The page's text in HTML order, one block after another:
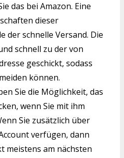
das bei Amazon. Eine
dieser
der schnelle Versand. Die
schnell zu der von
geschickt, sodass
können.
Sie die Möglichkeit, das
wenn Sie mit ihm
Sie zusätzlich über
verfügen, dann
meistens am nächsten